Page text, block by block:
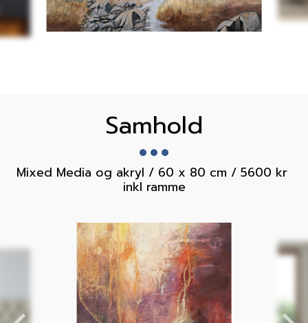
Samhold
Mixed Media og akryl / 60 x 80 cm / 5600 kr
inkl ramme